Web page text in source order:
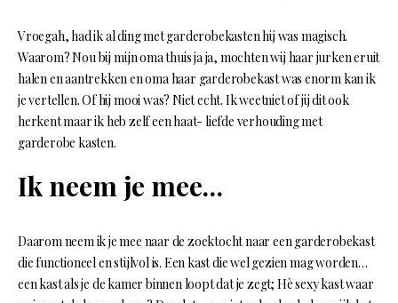
Vroegah, had ik al ding met garderobekasten hij was magisch.
Waarom? Nou bij mijn oma thuis ja ja, mochten wij haar jurken eruit
halen en aantrekken en oma haar garderobekast was enorm kan ik
je vertellen. Of hij mooi was? Niet echt. Ik weetniet of jij dit ook
herkent maar ik heb zelf een haat- liefde verhouding met
garderobe kasten.
Ik neem je mee…
Daarom neem ik je mee naar de zoektocht naar een garderobekast
die functioneel en stijlvol is. Een kast die wel gezien mag worden…
een kast als je de kamer binnen loopt dat je zegt; Hè sexy kast waar